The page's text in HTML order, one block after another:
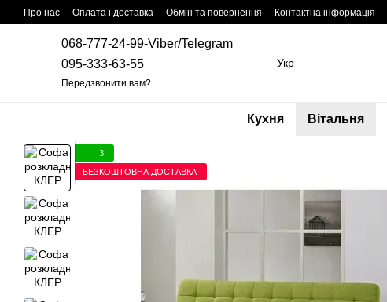
Перейти до основного контенту
Про нас Оплата і доставка Обмін та повернення Контактна інформація
068-777-24-99-Viber/Telegram
095-333-63-55
Передзвонити вам?
Укр
Кухня Вітальня
3
БЕЗКОШТОВНА ДОСТАВКА